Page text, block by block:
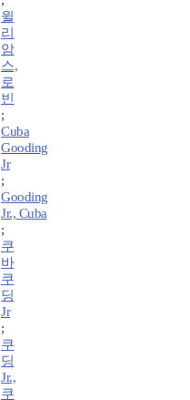
윌
리
암
스,
로
빈
;
Cuba
Gooding
Jr
;
Gooding
Jr., Cuba
;
쿠
바
쿠
딩
Jr
;
쿠
딩
Jr.,
쿠